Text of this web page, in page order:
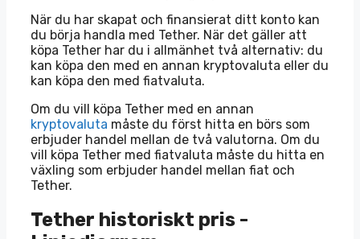
När du har skapat och finansierat ditt konto kan
du börja handla med Tether. När det gäller att
köpa Tether har du i allmänhet två alternativ: du
kan köpa den med en annan kryptovaluta eller du
kan köpa den med fiatvaluta.
Om du vill köpa Tether med en annan
kryptovaluta måste du först hitta en börs som
erbjuder handel mellan de två valutorna. Om du
vill köpa Tether med fiatvaluta måste du hitta en
växling som erbjuder handel mellan fiat och
Tether.
Tether historiskt pris -